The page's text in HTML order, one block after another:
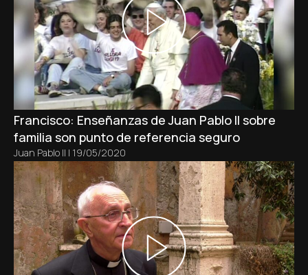
Francisco: Enseñanzas de Juan Pablo II sobre
familia son punto de referencia seguro
Juan Pablo II | 19/05/2020